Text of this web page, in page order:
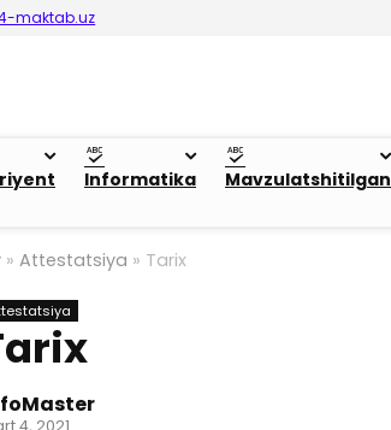
maktab.uz
Informatika Mavzulatshitilgan
» Attestatsiya » Tarix
4, 2021